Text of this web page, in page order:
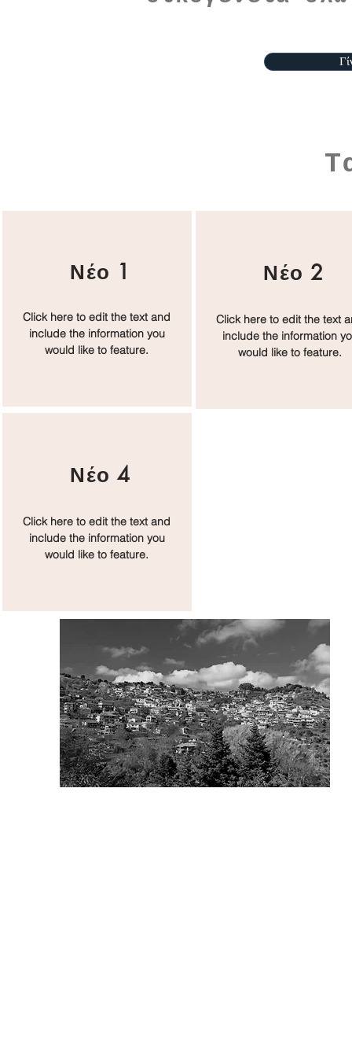
​Νέο 1
Click here to edit the text and
include the information you
would like to feature.
​Νέο 2
Click here to edit the text
include the information
would like to feature.
​Νέο 4
Click here to edit the text and
include the information you
would like to feature.